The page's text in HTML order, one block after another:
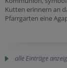
Kutten erinnern an
Pfarrgarten eine
alle Einträge